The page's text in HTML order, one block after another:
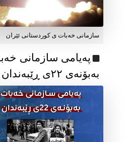
سازمانی خەبات ی کوردستانی ئێران
پەیامی سازمانی
بەبۆنەی ۲۲ی ڕێبەندان